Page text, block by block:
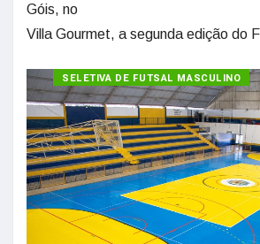
Góis, no
Villa Gourmet, a segunda edição do
SELETIVA DE FUTSAL MASCULINO